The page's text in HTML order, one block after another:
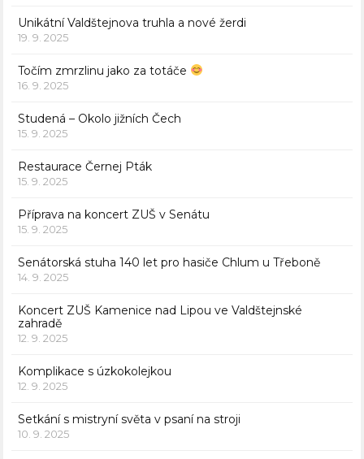
Unikátní Valdštejnova truhla a nové žerdi
19. 9. 2025
Točím zmrzlinu jako za totáče
16. 9. 2025
Studená – Okolo jižních Čech
15. 9. 2025
Restaurace Černej Pták
15. 9. 2025
Příprava na koncert ZUŠ v Senátu
15. 9. 2025
Senátorská stuha 140 let pro hasiče Chlum u Třeboně
14. 9. 2025
Koncert ZUŠ Kamenice nad Lipou ve Valdštejnské
zahradě
12. 9. 2025
Komplikace s úzkokolejkou
12. 9. 2025
Setkání s mistryní světa v psaní na stroji
10. 9. 2025